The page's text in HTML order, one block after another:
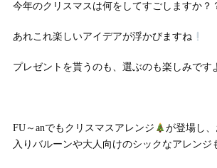
今年のクリスマスは何をしてすごしますか？
あれこれ楽しいアイデアが浮かびますね
プレゼントを貰うのも、選ぶのも楽しみです
FU～anでもクリスマスアレンジ
が登場し
入りバルーンや大人向けのシックなアレンジ